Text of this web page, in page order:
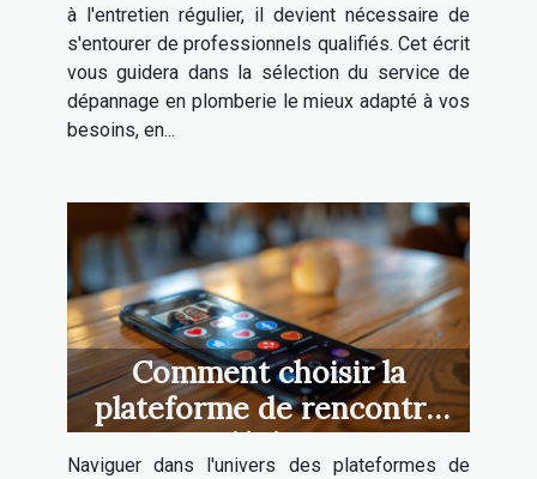
à l'entretien régulier, il devient nécessaire de
s'entourer de professionnels qualifiés. Cet écrit
vous guidera dans la sélection du service de
dépannage en plomberie le mieux adapté à vos
besoins, en...
Comment choisir la
plateforme de rencontre
gratuite idéale pour vous
Naviguer dans l'univers des plateformes de